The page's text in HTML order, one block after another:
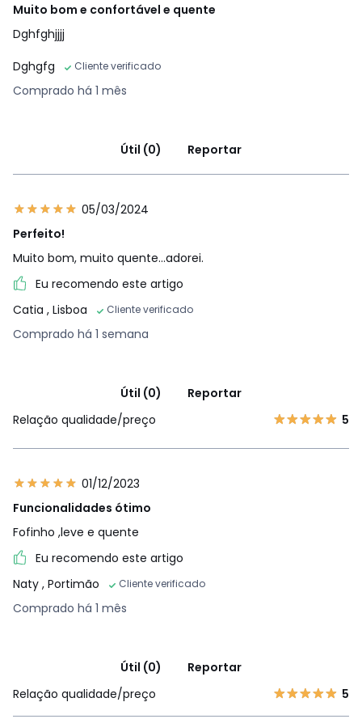
Muito bom e confortável e quente
Dghfghjjjj
Dghgfg
Cliente verificado
Comprado há 1 mês
Útil (0) Reportar
05/03/2024
Perfeito!
Muito bom, muito quente...adorei.
Eu recomendo este artigo
Catia , Lisboa Cliente verificado
Comprado há 1 semana
Útil (0)
Reportar
Relação qualidade/preço
5
01/12/2023
Funcionalidades ótimo
Fofinho ,leve e quente
Eu recomendo este artigo
Naty , Portimão Cliente verificado
Comprado há 1 mês
Útil (0)
Reportar
Relação qualidade/preço
5